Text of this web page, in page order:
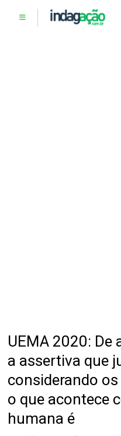
UEMA 2020: De
a assertiva que
considerando
o que acontece
humana é